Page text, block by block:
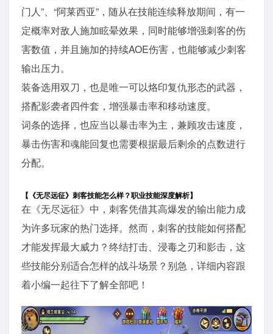
门人”、“阿莱西亚”，随从在技能连续释放期间，有一
定概率对敌人施加眩晕效果，同时能够增强刺客的伤
害数值，并且施加的持续AOE伤害，也能够减少刺客
输出压力。
装备选用双刀，也是唯一可以烙印复仇形态的武器，
搭配影袭者四件套，增强暴击率和移动速度。
词条的选择，也应当以暴击率为主，兼顾攻击速度，
暴击伤害和魂能回复也需要根据最后剩余的点数进行
分配。
【《无尽远征》刺客技能怎么样？职业技能深度解析】
在《无尽远征》中，刺客凭借其高爆发的输出能力成
为许多玩家的热门选择。然而，刺客的技能如何搭配
才能发挥最大威力？终结打击、浸毒之刃和影击，这
些技能分别适合怎样的战斗场景？别急，详细内容跟
着小编一起往下了解全部吧！